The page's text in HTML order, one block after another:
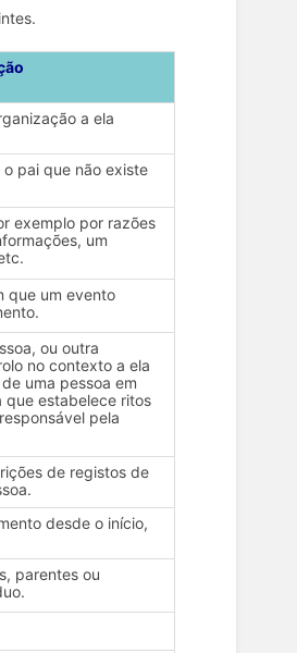
a ela
pai que não existe
exemplo por razões
um
que um evento
ou outra
no contexto a ela
uma pessoa em
que estabelece ritos
pela
de registos de
desde o início,
parentes ou